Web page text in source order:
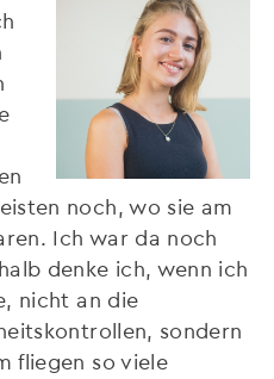
noch, wo sie am
Ich war da noch
denke ich, wenn ich
nicht an die
sondern
fliegen so viele